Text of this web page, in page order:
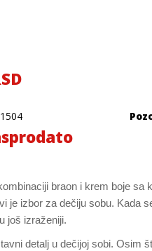
braon i krem boje sa
je izbor za dečiju sobu. Kada
još izraženiji.
detalj u dečijoj sobi. Osim